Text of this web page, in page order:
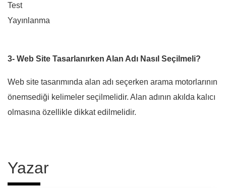
Test
Yayınlanma
3- Web Site Tasarlanırken Alan Adı Nasıl Seçilmeli?
Web site tasarımında alan adı seçerken arama motorlarının
önemsediği kelimeler seçilmelidir. Alan adının akılda kalıcı
olmasına özellikle dikkat edilmelidir.
Yazar